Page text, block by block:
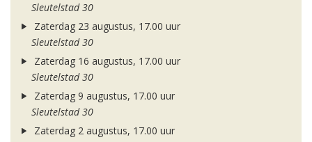
Sleutelstad 30
Zaterdag 23 augustus, 17.00 uur
Sleutelstad 30
Zaterdag 16 augustus, 17.00 uur
Sleutelstad 30
Zaterdag 9 augustus, 17.00 uur
Sleutelstad 30
Zaterdag 2 augustus, 17.00 uur